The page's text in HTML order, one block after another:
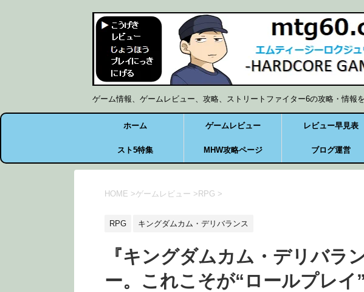
ゲーム情報、ゲームレビュー、攻略、ストリートファイター6の攻略・情報
ホーム ゲームレビュー レビュー早見表
スト5特集 MHW攻略ページ ブログ運営
HOME >ゲームレビュー > RPG >
RPG キングダムカム・デリバランス
『キングダムカム・デリバラ
ー。これこそが“ロールプレイ